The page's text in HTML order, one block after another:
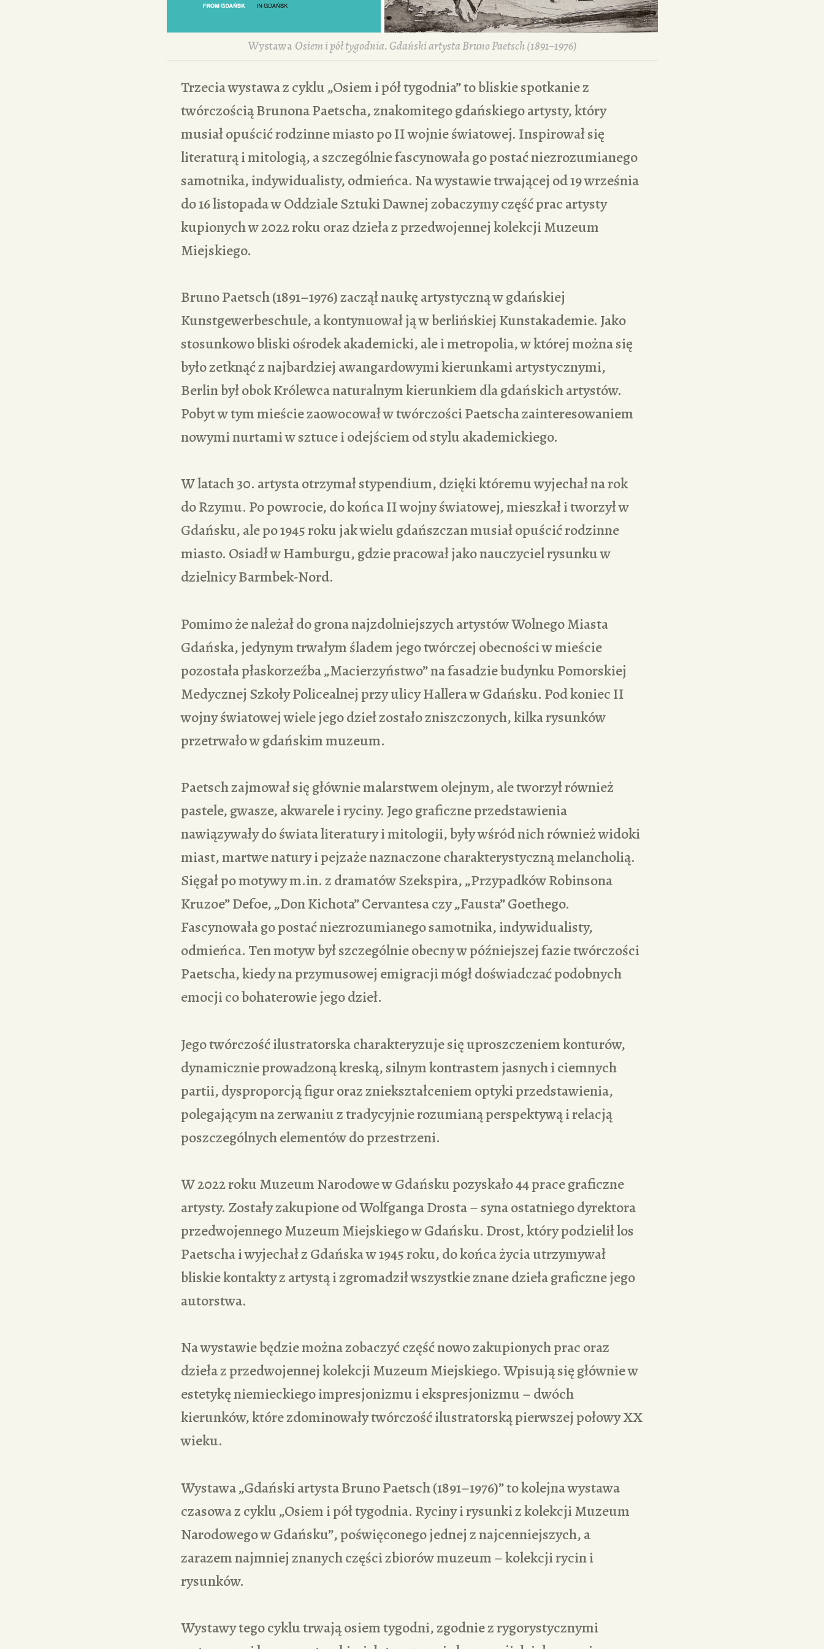
Wystawa Osiem i pół tygodnia. Gdański artysta Bruno Paetsch (1891–1976)
Trzecia wystawa z cyklu „Osiem i pół tygodnia” to bliskie spotkanie z
twórczością Brunona Paetscha, znakomitego gdańskiego artysty, który
musiał opuścić rodzinne miasto po II wojnie światowej. Inspirował się
literaturą i mitologią, a szczególnie fascynowała go postać niezrozumianego
samotnika, indywidualisty, odmieńca. Na wystawie trwającej od 19 września
do 16 listopada w Oddziale Sztuki Dawnej zobaczymy część prac artysty
kupionych w 2022 roku oraz dzieła z przedwojennej kolekcji Muzeum
Miejskiego.
Bruno Paetsch (1891–1976) zaczął naukę artystyczną w gdańskiej
Kunstgewerbeschule, a kontynuował ją w berlińskiej Kunstakademie. Jako
stosunkowo bliski ośrodek akademicki, ale i metropolia, w której można się
było zetknąć z najbardziej awangardowymi kierunkami artystycznymi,
Berlin był obok Królewca naturalnym kierunkiem dla gdańskich artystów.
Pobyt w tym mieście zaowocował w twórczości Paetscha zainteresowaniem
nowymi nurtami w sztuce i odejściem od stylu akademickiego.
W latach 30. artysta otrzymał stypendium, dzięki któremu wyjechał na rok
do Rzymu. Po powrocie, do końca II wojny światowej, mieszkał i tworzył w
Gdańsku, ale po 1945 roku jak wielu gdańszczan musiał opuścić rodzinne
miasto. Osiadł w Hamburgu, gdzie pracował jako nauczyciel rysunku w
dzielnicy Barmbek-Nord.
Pomimo że należał do grona najzdolniejszych artystów Wolnego Miasta
Gdańska, jedynym trwałym śladem jego twórczej obecności w mieście
pozostała płaskorzeźba „Macierzyństwo” na fasadzie budynku Pomorskiej
Medycznej Szkoły Policealnej przy ulicy Hallera w Gdańsku. Pod koniec II
wojny światowej wiele jego dzieł zostało zniszczonych, kilka rysunków
przetrwało w gdańskim muzeum.
Paetsch zajmował się głównie malarstwem olejnym, ale tworzył również
pastele, gwasze, akwarele i ryciny. Jego graficzne przedstawienia
nawiązywały do świata literatury i mitologii, były wśród nich również widoki
miast, martwe natury i pejzaże naznaczone charakterystyczną melancholią.
Sięgał po motywy m.in. z dramatów Szekspira, „Przypadków Robinsona
Kruzoe” Defoe, „Don Kichota” Cervantesa czy „Fausta” Goethego.
Fascynowała go postać niezrozumianego samotnika, indywidualisty,
odmieńca. Ten motyw był szczególnie obecny w późniejszej fazie twórczości
Paetscha, kiedy na przymusowej emigracji mógł doświadczać podobnych
emocji co bohaterowie jego dzieł.
Jego twórczość ilustratorska charakteryzuje się uproszczeniem konturów,
dynamicznie prowadzoną kreską, silnym kontrastem jasnych i ciemnych
partii, dysproporcją figur oraz zniekształceniem optyki przedstawienia,
polegającym na zerwaniu z tradycyjnie rozumianą perspektywą i relacją
poszczególnych elementów do przestrzeni.
W 2022 roku Muzeum Narodowe w Gdańsku pozyskało 44 prace graficzne
artysty. Zostały zakupione od Wolfganga Drosta – syna ostatniego dyrektora
przedwojennego Muzeum Miejskiego w Gdańsku. Drost, który podzielił los
Paetscha i wyjechał z Gdańska w 1945 roku, do końca życia utrzymywał
bliskie kontakty z artystą i zgromadził wszystkie znane dzieła graficzne jego
autorstwa.
Na wystawie będzie można zobaczyć część nowo zakupionych prac oraz
dzieła z przedwojennej kolekcji Muzeum Miejskiego. Wpisują się głównie w
estetykę niemieckiego impresjonizmu i ekspresjonizmu – dwóch
kierunków, które zdominowały twórczość ilustratorską pierwszej połowy XX
wieku.
Wystawa „Gdański artysta Bruno Paetsch (1891–1976)” to kolejna wystawa
czasowa z cyklu „Osiem i pół tygodnia. Ryciny i rysunki z kolekcji Muzeum
Narodowego w Gdańsku”, poświęconego jednej z najcenniejszych, a
zarazem najmniej znanych części zbiorów muzeum – kolekcji rycin i
rysunków.
Wystawy tego cyklu trwają osiem tygodni, zgodnie z rygorystycznymi